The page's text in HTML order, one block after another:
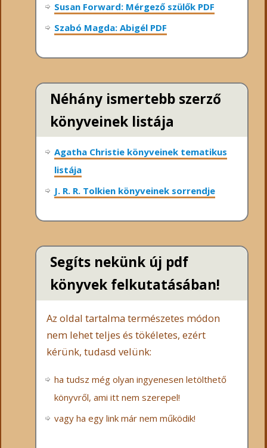
Susan Forward: Mérgező szülők PDF
Szabó Magda: Abigél PDF
Néhány ismertebb szerző
könyveinek listája
Agatha Christie könyveinek tematikus
listája
J. R. R. Tolkien könyveinek sorrendje
Segíts nekünk új pdf
könyvek felkutatásában!
Az oldal tartalma természetes módon
nem lehet teljes és tökéletes, ezért
kérünk, tudasd velünk:
ha tudsz még olyan ingyenesen letölthető
könyvről, ami itt nem szerepel!
vagy ha egy link már nem működik!